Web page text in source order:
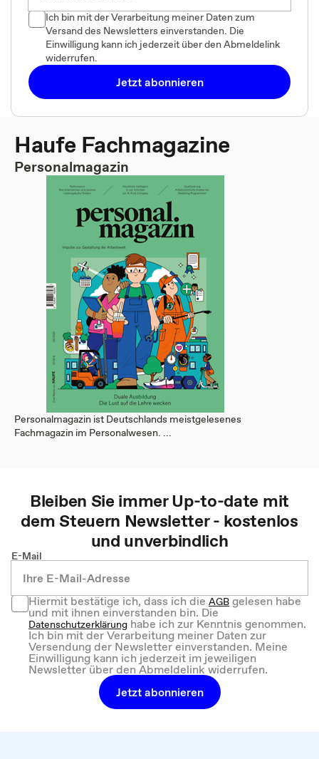
Ich bin mit der Verarbeitung meiner Daten zum
Versand des Newsletters einverstanden. Die
Einwilligung kann ich jederzeit über den Abmeldelink
widerrufen.
Jetzt abonnieren
Haufe Fachmagazine
Personalmagazin
Personalmagazin ist Deutschlands meistgelesenes
Fachmagazin im Personalwesen. ...
Bleiben Sie immer Up-to-date mit
demSteuern Newsletter - kostenlos
und unverbindlich
E-Mail
Hiermit bestätige ich, dass ich dieAGBgelesen habe
und mit ihnen einverstanden bin. Die
Datenschutzerklärung habe ich zur Kenntnis genommen.
Ich bin mit der Verarbeitung meiner Daten zur
Versendung der Newsletter einverstanden. Meine
Einwilligung kann ich jederzeit im jeweiligen
Newsletter über den Abmeldelink widerrufen.
Jetzt abonnieren